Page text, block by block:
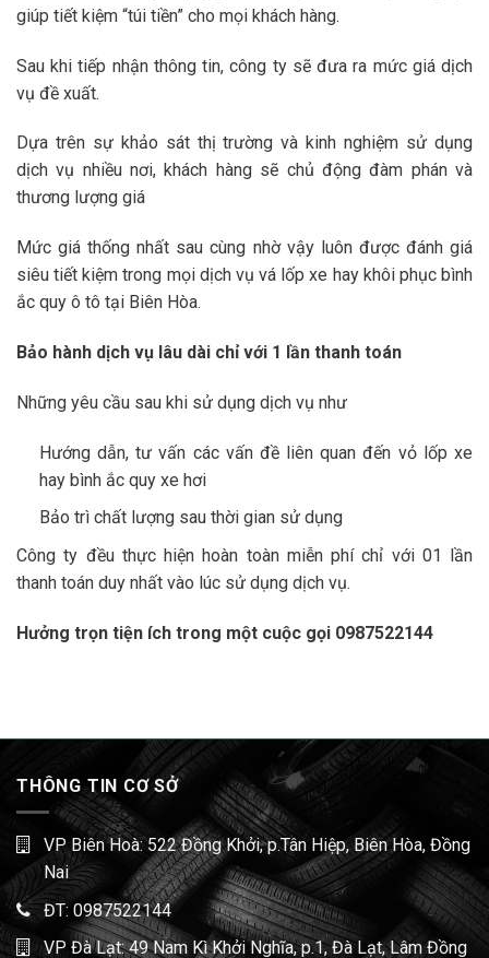
giúp tiết kiệm “túi tiền” cho mọi khách hàng.
Sau khi tiếp nhận thông tin, công ty sẽ đưa ra mức giá dịch
vụ đề xuất.
Dựa trên sự khảo sát thị trường và kinh nghiệm sử dụng
dịch vụ nhiều nơi, khách hàng sẽ chủ động đàm phán và
thương lượng giá
Mức giá thống nhất sau cùng nhờ vậy luôn được đánh giá
siêu tiết kiệm trong mọi dịch vụ vá lốp xe hay khôi phục bình
ắc quy ô tô tại Biên Hòa.
Bảo hành dịch vụ lâu dài chỉ với 1 lần thanh toán
Những yêu cầu sau khi sử dụng dịch vụ như
Hướng dẫn, tư vấn các vấn đề liên quan đến vỏ lốp xe
hay bình ắc quy xe hơi
Bảo trì chất lượng sau thời gian sử dụng
Công ty đều thực hiện hoàn toàn miễn phí chỉ với 01 lần
thanh toán duy nhất vào lúc sử dụng dịch vụ.
Hưởng trọn tiện ích trong một cuộc gọi 0987522144
THÔNG TIN CƠ SỞ
VP Biên Hoà: 522 Đồng Khởi, p.Tân Hiệp, Biên Hòa, Đồng
Nai
ĐT: 0987522144
VP Đà Lạt: 49 Nam Kì Khởi Nghĩa, p.1, Đà Lạt, Lâm Đồng